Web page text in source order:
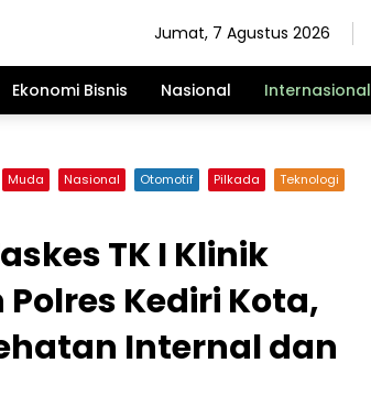
Jumat, 7 Agustus 2026
Ekonomi Bisnis Nasional Internasional
Muda Nasional Otomotif Pilkada
Teknologi
TK I Klinik
Kediri Kota,
Internal dan